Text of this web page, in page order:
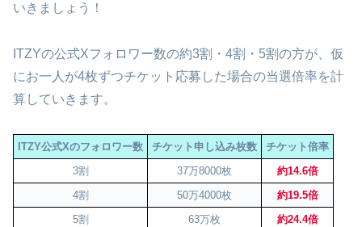
いきましょう！
ITZYの公式Xフォロワー数の約3割・4割・5割の方が、仮
にお一人が4枚ずつチケット応募した場合の当選倍率を計
算していきます。
ITZY公式Xのフォロワー数 チケット申し込み枚数
チケット倍率
3割
37万8000枚
約14.6倍
4割
50万4000枚
約19.5倍
5割
63万枚 約24.4倍